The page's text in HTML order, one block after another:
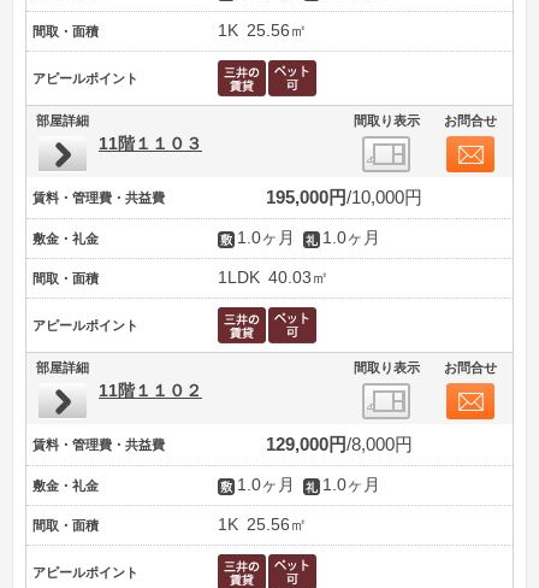
間取・面積 1K 25.56㎡
アピールポイント
部屋詳細 間取り表示 お問合せ
11階１１０３
賃料・管理費・共益費 195,000円 10,000円
敷金・礼金 1.0ヶ月 1.0ヶ月
間取・面積 1LDK 40.03㎡
アピールポイント
部屋詳細 間取り表示 お問合せ
11階１１０２
賃料・管理費・共益費 129,000円 8,000円
敷金・礼金 1.0ヶ月 1.0ヶ月
間取・面積 1K 25.56㎡
アピールポイント